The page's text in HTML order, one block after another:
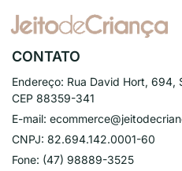
CONTATO
Endereço: Rua David Hort, 694,
CEP 88359-341
E-mail:
CNPJ: 82.694.142.0001-60
Fone: (47) 98889-3525